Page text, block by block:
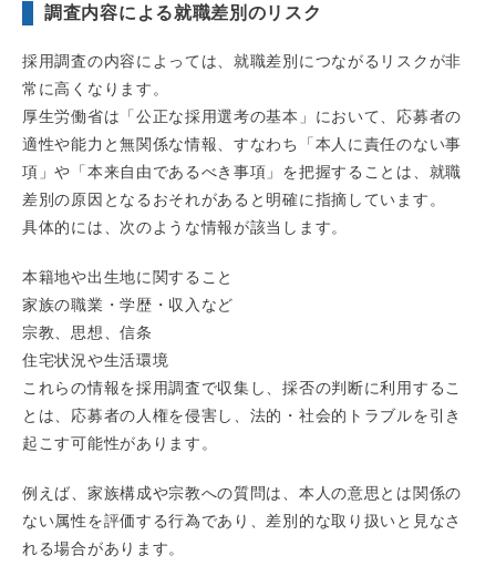
調査内容による就職差別のリスク
採用調査の内容によっては、就職差別につながるリスクが非
常に高くなります。
厚生労働省は「公正な採用選考の基本」において、応募者の
適性や能力と無関係な情報、すなわち「本人に責任のない事
項」や「本来自由であるべき事項」を把握することは、就職
差別の原因となるおそれがあると明確に指摘しています。
具体的には、次のような情報が該当します。
本籍地や出生地に関すること
家族の職業・学歴・収入など
宗教、思想、信条
住宅状況や生活環境
これらの情報を採用調査で収集し、採否の判断に利用するこ
とは、応募者の人権を侵害し、法的・社会的トラブルを引き
起こす可能性があります。
例えば、家族構成や宗教への質問は、本人の意思とは関係の
ない属性を評価する行為であり、差別的な取り扱いと見なさ
れる場合があります。